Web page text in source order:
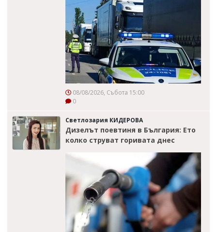
08/08/2026, Събота 15:00
0
Светлозария КИДЕРОВА
Дизелът поевтиня в България: Ето
колко струват горивата днес